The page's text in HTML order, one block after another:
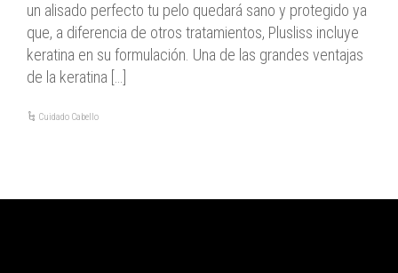
un alisado perfecto tu pelo quedará sano y protegido ya
que, a diferencia de otros tratamientos, Plusliss incluye
keratina en su formulación. Una de las grandes ventajas
de la keratina […]
Cuidado Cabello